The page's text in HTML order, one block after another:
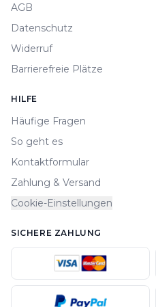
AGB
Datenschutz
Widerruf
Barrierefreie Plätze
HILFE
Häufige Fragen
So geht es
Kontaktformular
Zahlung & Versand
Cookie-Einstellungen
SICHERE ZAHLUNG